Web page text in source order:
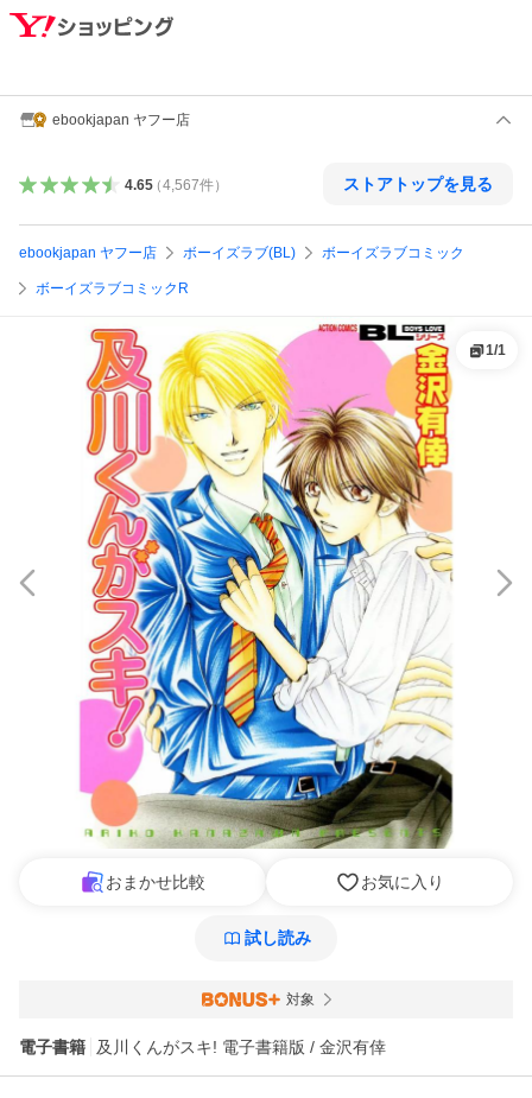
ebookjapan ヤフー店
4.65（4,567件） ストアトップを見る
ebookjapan ヤフー店 ボーイズラブ(BL) ボーイズラブコミック
ボーイズラブコミックR
1/1
おまかせ比較 お気に入り
試し読み
対象
電子書籍 及川くんがスキ! 電子書籍版 / 金沢有倖